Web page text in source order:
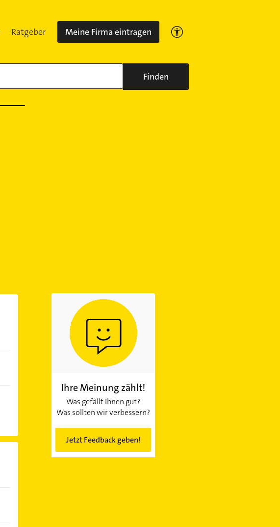
Ratgeber Meine Firma eintragen
Finden
Ihre Meinung zählt!
Was gefällt Ihnen gut?
Was sollten wir verbessern?
Jetzt Feedback geben!